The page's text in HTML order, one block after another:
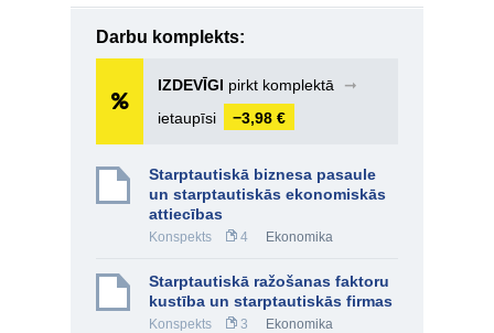
Darbu komplekts:
IZDEVĪGI pirkt komplektā
➞
ietaupīsi
−3,98 €
Starptautiskā biznesa pasaule
un starptautiskās ekonomiskās
attiecības
Konspekts 4 Ekonomika
Starptautiskā ražošanas faktoru
kustība un starptautiskās firmas
Konspekts 3 Ekonomika